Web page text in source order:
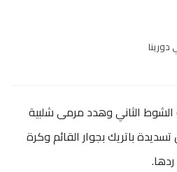
الثاني وهدد مرمى شلبية
باتريك بجوار القائم وكرة